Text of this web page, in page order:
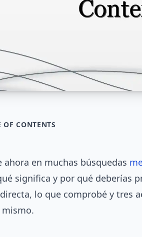
OF CONTENTS
ahora en muchas búsquedas
significa y por qué deberías
lo que comprobé y tres